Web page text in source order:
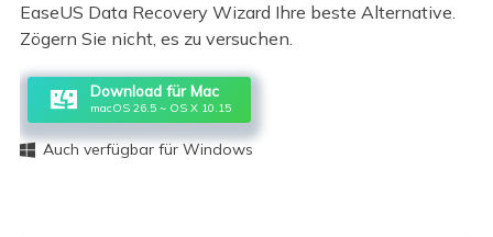
EaseUS Data Recovery Wizard Ihre beste Alternative.
Zögern Sie nicht, es zu versuchen.
Download für Mac
macOS 26.5 ~ OS X 10.15
 Auch verfügbar für Windows